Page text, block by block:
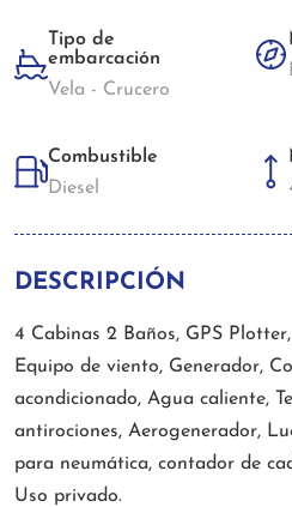
Tipo de
embarcación
Vela - Crucero
Combustible
Diesel
DESCRIPCIÓN
4 Cabinas 2 Baños, GPS
Equipo de viento, Generador,
acondicionado, Agua caliente,
antirociones, Aerogenerador,
para neumática, contador de
Uso privado.